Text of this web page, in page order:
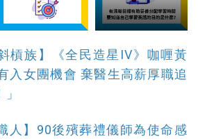
槓族】《全民造星IV》咖喱黃
入女團機會 棄醫生高薪厚職追
人】90後殯葬禮儀師為使命感